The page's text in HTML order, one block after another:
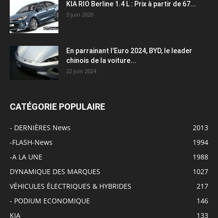
KIA RIO Berline 1.4 L : Prix à partir de 67...
3 juin 2020
En parrainant l’Euro 2024, BYD, le leader
chinois de la voiture...
22 juin 2024
CATÉGORIE POPULAIRE
- DERNIÈRES News
2013
-FLASH-News
1994
-A LA UNE
1988
DYNAMIQUE DES MARQUES
1027
VÉHICULES ÉLECTRIQUES & HYBRIDES
217
- PODIUM ECONOMIQUE
146
KIA
133